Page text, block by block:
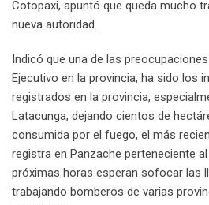
Cotopaxi, apuntó que queda mucho
nueva autoridad.
Indicó que una de las
Ejecutivo en la provincia, ha sido los
registrados en la provincia,
Latacunga, dejando cientos de
consumida por el fuego, el más
registra en Panzache perteneciente
próximas horas esperan sofocar las
trabajando bomberos de varias